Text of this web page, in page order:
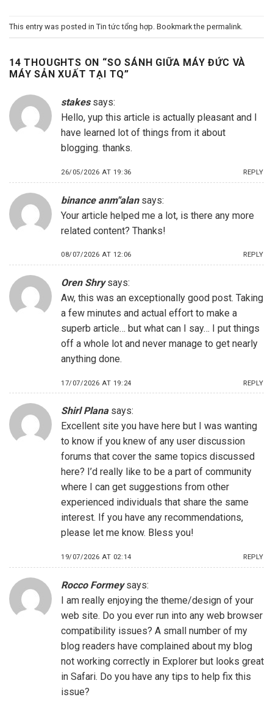
This entry was posted in Tin tức tổng hợp . Bookmark the permalink
14 THOUGHTS ON “SO SÁNH GIỮA MÁY ĐỨC VÀ
MÁY SẢN XUẤT TẠI TQ”
stakes says:
Hello, yup this article is actually pleasant and I
have learned lot of things from it about
blogging. thanks.
26/05/2026 AT 19:36 REPLY
binance anm"alan says:
Your article helped me a lot, is there any more
related content? Thanks!
08/07/2026 AT 12:06 REPLY
Oren Shry says:
Aw, this was an exceptionally good post. Taking
a few minutes and actual effort to make a
superb article… but what can I say… I put things
off a whole lot and never manage to get nearly
anything done.
17/07/2026 AT 19:24 REPLY
Shirl Plana says:
Excellent site you have here but I was wanting
to know if you knew of any user discussion
forums that cover the same topics discussed
here? I’d really like to be a part of community
where I can get suggestions from other
experienced individuals that share the same
interest. If you have any recommendations,
please let me know. Bless you!
19/07/2026 AT 02:14 REPLY
Rocco Formey says:
I am really enjoying the theme/design of your
web site. Do you ever run into any web browser
compatibility issues? A small number of my
blog readers have complained about my blog
not working correctly in Explorer but looks great
in Safari. Do you have any tips to help fix this
issue?